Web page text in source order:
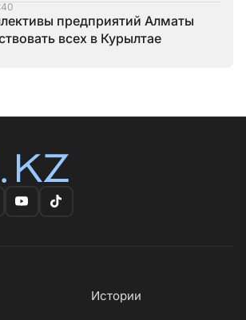
предприятий Алматы
всех в Курылтае
Истории